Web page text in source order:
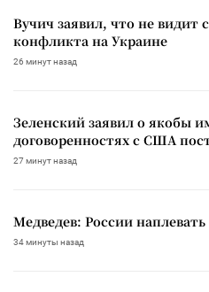
Вучич заявил, что не видит
конфликта на Украине
26 минут назад
Зеленский заявил о якобы
договоренностях с США
27 минут назад
Медведев: России
34 минуты назад